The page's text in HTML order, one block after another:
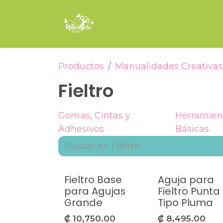
Productos Manualidades Creativas
Fieltro
Gomas, Cintas y
Adhesivos
Básicas
Fieltro Base
para Agujas
Grande
₡ 10,750.00
Aguja para
Fieltro Punta
Tipo Pluma
₡ 8,495.00